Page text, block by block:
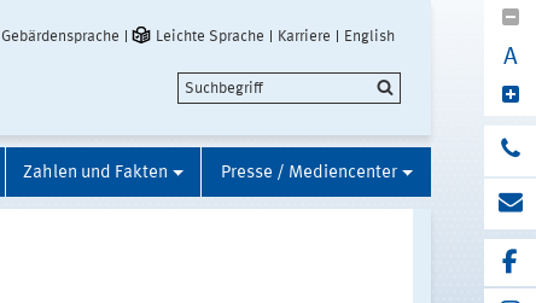
Gebärdensprache Leichte Sprache Karriere English
A
Zahlen und Fakten Presse / Mediencenter